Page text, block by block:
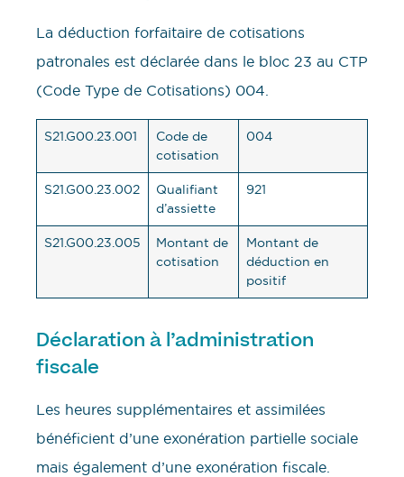
La déduction forfaitaire de cotisations
patronales est déclarée dans le bloc 23 au CTP
(Code Type de Cotisations) 004.
S21.G00.23.001
Code de
cotisation
004
S21.G00.23.002
Qualifiant
d’assiette
921
S21.G00.23.005
Montant de
cotisation
Montant de
déduction en
positif
Déclaration à l’administration
fiscale
Les heures supplémentaires et assimilées
bénéficient d’une exonération partielle sociale
mais également d’une exonération fiscale.